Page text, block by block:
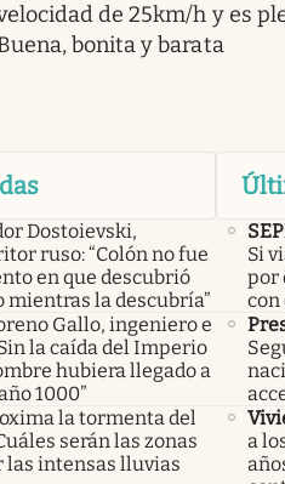
de 25km/h y es
bonita y barata
Dostoievski,
ruso: “Colón no fue
en que descubrió
mientras la descubría”
Gallo, ingeniero e
la caída del Imperio
hubiera llegado a
1000”
la tormenta del
serán las zonas
las intensas lluvias
Si
por
con
a